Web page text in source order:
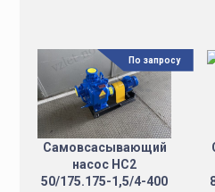
Самовсасывающий
насос НС2
50/175.175-1,5/4-400
По запросу